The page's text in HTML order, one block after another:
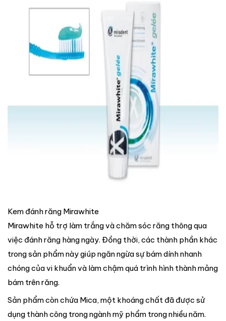
Kem đánh răng Mirawhite
Mirawhite hỗ trợ làm trắng và chăm sóc răng thông qua
việc đánh răng hàng ngày. Đồng thời, các thành phần khác
trong sản phẩm này giúp ngăn ngừa sự bám dính nhanh
chóng của vi khuẩn và làm chậm quá trình hình thành mảng
bám trên răng.
Sản phẩm còn chứa Mica, một khoáng chất đã được sử
dụng thành công trong ngành mỹ phẩm trong nhiều năm.